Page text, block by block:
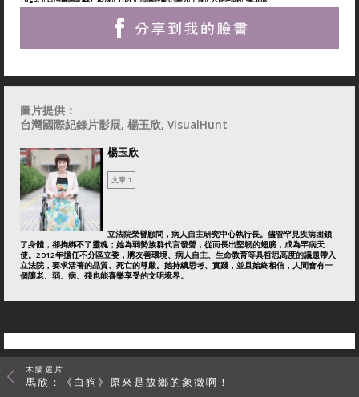
圖片提供：
台灣國際紀錄片影展, 楊玉欣, VisualHunt
楊玉欣
文章 1
立法院榮譽顧問，病人自主研究中心執行長。儘管罕見疾病困鎖
了身體，卻拘綁不了靈魂；她為弱勢族群代言發聲，從而長出堅韌的翅膀，成為罕病天
使。2012年擔任不分區立委，將友善環境、病人自主、生命教育等具哲思高度的議題帶入
立法院，要求活著的品質、死亡的尊嚴。她持續思考、實踐，並且始終相信，人間會有一
個讓老、弱、病、殘也能喜樂享受的文明境界。
木蘭選片
馬欣：《白狗》原來是故鄉的象徵啊！